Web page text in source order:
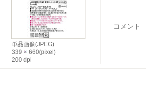
単品画像(JPEG)
339
660(pixel)
200 dpi
コメント